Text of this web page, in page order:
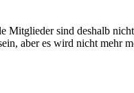
sind deshalb
aber es wird nicht mehr